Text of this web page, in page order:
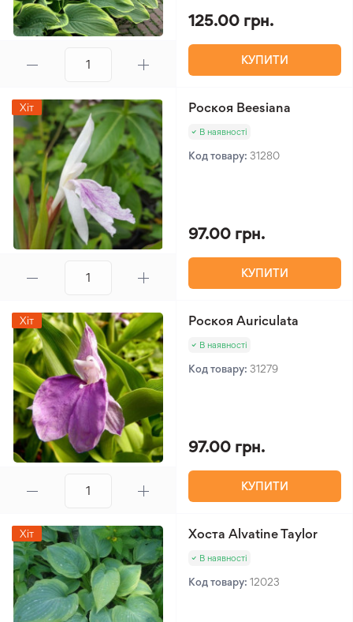
125.00 грн.
КУПИТИ
Хіт Роскоя Beesiana
В наявності
Код товару: 31280
97.00 грн.
КУПИТИ
Хіт Роскоя Auriculata
В наявності
Код товару: 31279
97.00 грн.
КУПИТИ
Хіт Хоста Alvatine Taylor
В наявності
Код товару: 12023